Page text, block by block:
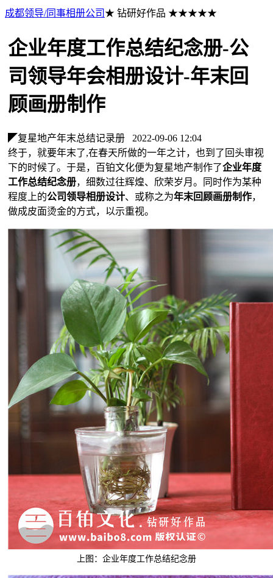
成都领导/同事相册公司 ★ 钻研好作品 ★★★★★
企业年度工作总结纪念册-公
司领导年会相册设计-年末回
顾画册制作
◤复星地产年末总结记录册
2022-09-06 12:04
终于，就要年末了,在春天所做的一年之计，也到了回头审视
下的时候了。于是，百铂文化便为复星地产制作了企业年度
工作总结纪念册，细数过往辉煌、欣荣岁月。同时作为某种
程度上的公司领导相册设计、或称之为年末回顾画册制作，
做成皮面烫金的方式，以示重视。
上图：企业年度工作总结纪念册